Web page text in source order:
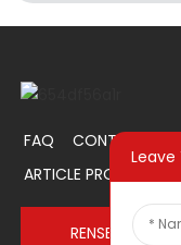
FAQ CONTACTEZ-
ARTICLE
RENSEIGNEZ-
Leave